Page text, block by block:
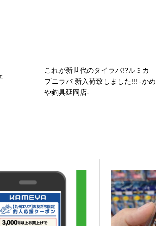
これが新世代のタイラバ!?ルミカ
プニラバ 新入荷致しました!!! -かめ
や釣具延岡店-